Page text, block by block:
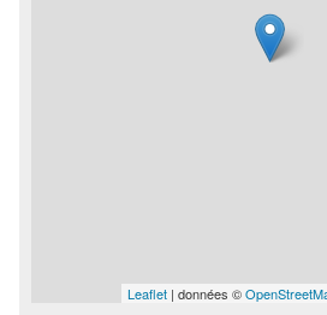
Leaflet | données ©